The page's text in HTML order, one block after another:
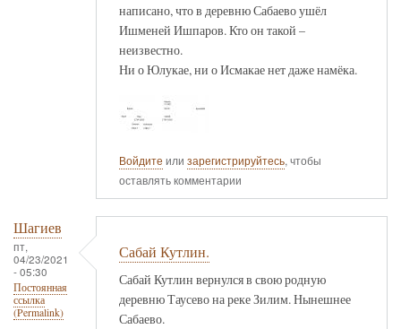
написано, что в деревню Сабаево ушёл
Ишменей Ишпаров. Кто он такой –
неизвестно.
Ни о Юлукае, ни о Исмакае нет даже намёка.
Войдите или зарегистрируйтесь, чтобы
оставлять комментарии
Шагиев
пт,
04/23/2021
- 05:30
Постоянная
ссылка
(Permalink)
Сабай Кутлин.
Сабай Кутлин вернулся в свою родную
деревню Таусево на реке Зилим. Нынешнее
Сабаево.